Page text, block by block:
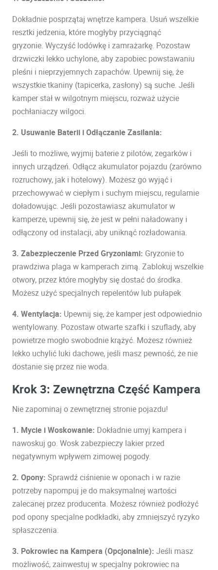
Dokładnie posprzątaj wnętrze kampera. Usuń wszelkie
resztki jedzenia, które mogłyby przyciągnąć
gryzonie. Wyczyść lodówkę i zamrażarkę. Pozostaw
drzwiczki lekko uchylone, aby zapobiec powstawaniu
pleśni i nieprzyjemnych zapachów. Upewnij się, że
wszystkie tkaniny (tapicerka, zasłony) są suche. Jeśli
kamper stał w wilgotnym miejscu, rozważ użycie
pochłaniaczy wilgoci.
2. Usuwanie Baterii i Odłączanie Zasilania:
Jeśli to możliwe, wyjmij baterie z pilotów, zegarków i
innych urządzeń. Odłącz akumulator pojazdu (zarówno
rozruchowy, jak i hotelowy). Możesz go wyjąć i
przechowywać w ciepłym i suchym miejscu, regularnie
doładowując. Jeśli pozostawiasz akumulator w
kamperze, upewnij się, że jest w pełni naładowany i
odłączony od instalacji, aby uniknąć rozładowania.
3. Zabezpieczenie Przed Gryzoniami: Gryzonie to
prawdziwa plaga w kamperach zimą. Zablokuj wszelkie
otwory, przez które mogłyby się dostać do środka.
Możesz użyć specjalnych repelentów lub pułapek
4. Wentylacja: Upewnij się, że kamper jest odpowiednio
wentylowany. Pozostaw otwarte szafki i szuflady, aby
powietrze mogło swobodnie krążyć. Możesz również
lekko uchylić luki dachowe, jeśli masz pewność, że nie
dostanie się przez nie woda.
Krok 3: Zewnętrzna Część Kampera
Nie zapominaj o zewnętrznej stronie pojazdu!
1. Mycie i Woskowanie: Dokładnie umyj kampera i
nawoskuj go. Wosk zabezpieczy lakier przed
negatywnym wpływem zimowej pogody.
2. Opony: Sprawdź ciśnienie w oponach i w razie
potrzeby napompuj je do maksymalnej wartości
zalecanej przez producenta. Możesz również podłożyć
pod opony specjalne podkładki, aby zmniejszyć ryzyko
spłaszczenia.
3. Pokrowiec na Kampera (Opcjonalnie): Jeśli masz
możliwość, zainwestuj w specjalny pokrowiec na